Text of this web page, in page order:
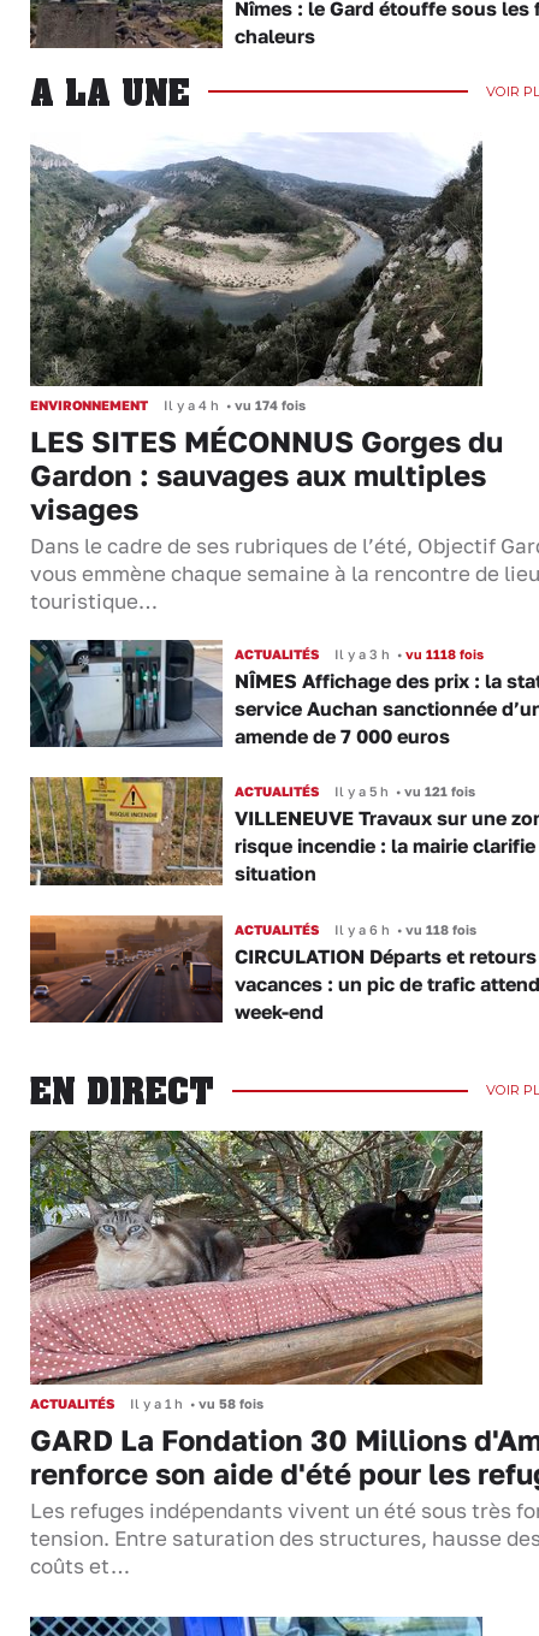
Nîmes : le Gard étouffe sous les
chaleurs
A LA UNE VOIR
ENVIRONNEMENT Il y a 4 h • vu 174 fois
LES SITES MÉCONNUS Gorges du
Gardon : sauvages aux multiples
visages
Dans le cadre de ses rubriques de l’été, Objectif
vous emmène chaque semaine à la rencontre de
touristique…
ACTUALITÉS Il y a 3 h •vu 1118 fois
NÎMES Affichage des prix : la
service Auchan sanctionnée
amende de 7 000 euros
ACTUALITÉS Il y a 5 h •vu 121 fois
VILLENEUVE Travaux sur une
risque incendie : la mairie
situation
ACTUALITÉS Il y a 6 h •vu 118 fois
CIRCULATION Départs et
vacances : un pic de trafic
week-end
EN DIRECT VOIR
ACTUALITÉS Il y a 1 h • vu 58 fois
GARD La Fondation 30 Millions
renforce son aide d'été pour les
Les refuges indépendants vivent un été sous très
tension. Entre saturation des structures, hausse
coûts et…